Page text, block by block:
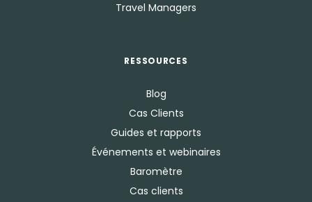
Travel Managers
RESSOURCES
Blog
Cas Clients
Guides et rapports
Événements et webinaires
Baromètre
Cas clients